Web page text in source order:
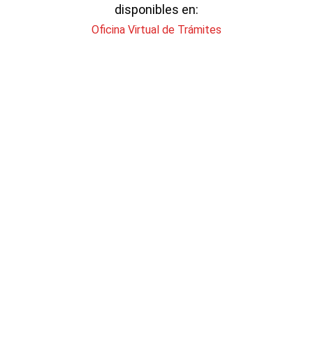
disponibles en:
Oficina Virtual de Trámites